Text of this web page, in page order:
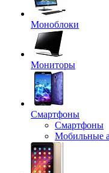
Моноблоки
Мониторы
Смартфоны
Смартфоны
Мобильные